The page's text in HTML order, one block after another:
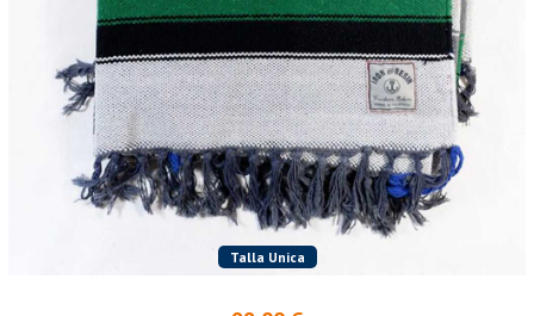
Talla Unica